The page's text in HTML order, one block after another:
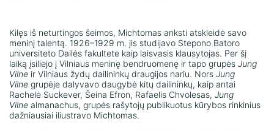
Dažniausiai užduodami klausimai
Patalpų nuoma
Kaip mus rasti
Eksponatų arba jų skaitmeninių atvaizdų
ekspozicija
Lietuvos žydų kultūros ir tapatybės
muziejaus nuolatinė ekspozicija
Holokausto ekspozicija
Išsigelbėjęs žydų vaikas pasakoja apie Šoa
Vilniaus Gaono portreto litografija virtualioje parodoje
„Vilniaus Gaono portretų galerija“
BENCIONAS MICHTOMAS
Liepos mėnesio eksponatas
Išsigelbėjęs Lietuvos žydų vaikas pasakoja apie ŠOA
Kilęs iš neturtingos šeimos, Michtomas anksti atskleidė savo
meninį talentą. 1926–1929 m. jis studijavo Stepono Batoro
universiteto Dailės fakultete kaip laisvasis klausytojas. Per šį
laiką įsiliejo į Vilniaus meninę bendruomenę ir tapo grupės Jung
Vilne ir Vilniaus žydų dailininkų draugijos nariu. Nors Jung
Vilne grupėje dalyvavo daugybė kitų dailininkų, kaip antai
Rachelė Suckever, Šeina Efron, Rafaelis Chvolesas, Jung
Vilne almanachus, grupės rašytojų publikuotus kūrybos rinkinius
dažniausiai iliustravo Michtomas.